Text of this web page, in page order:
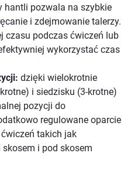
hantli pozwala na szybkie
i zdejmowanie talerzy.
czasu podczas ćwiczeń lub
wykorzystać czas
dzięki wielokrotnie
i siedzisku (3-krotne)
pozycji do
regulowane oparcie
takich jak
skosem i pod skosem